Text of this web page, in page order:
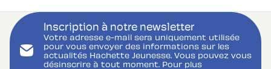
Inscription à notre newsletter
Votre adresse e-mail sera uniquement utilisée
pour vous envoyer des informations sur les
actualités Hachette Jeunesse. Vous pouvez vous
désinscrire à tout moment. Pour plus